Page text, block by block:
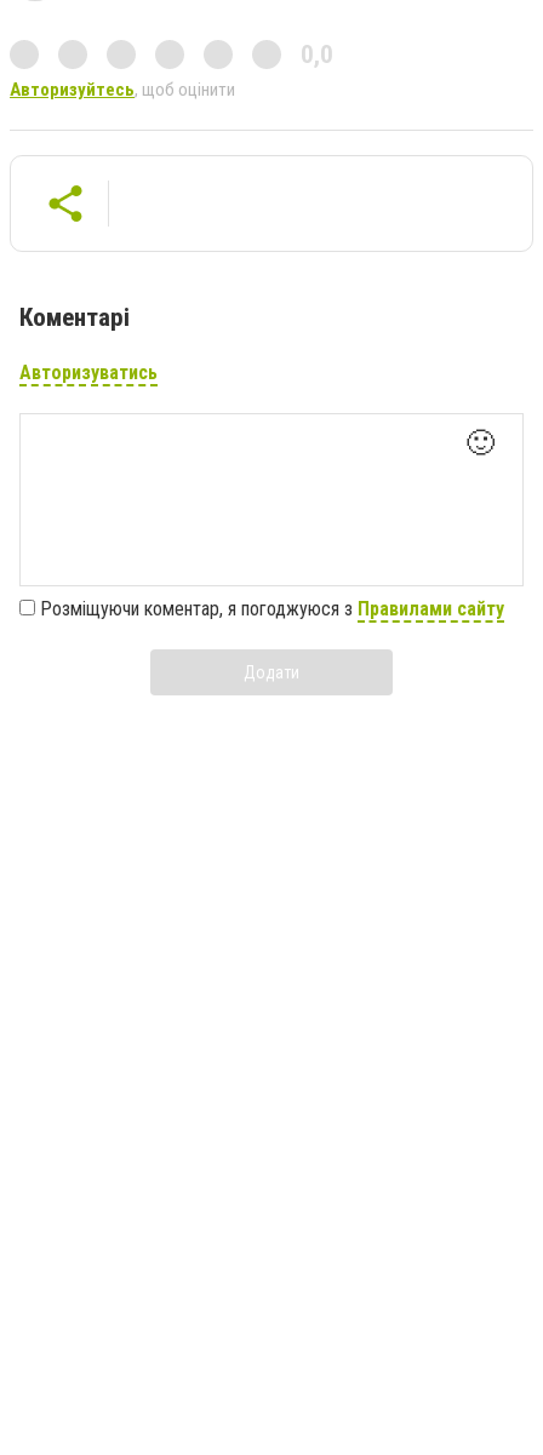
0,0
Авторизуйтесь, щоб оцінити
Коментарі
Авторизуватись
🙂
Розміщуючи коментар, я погоджуюся з Правилами сайту
Додати